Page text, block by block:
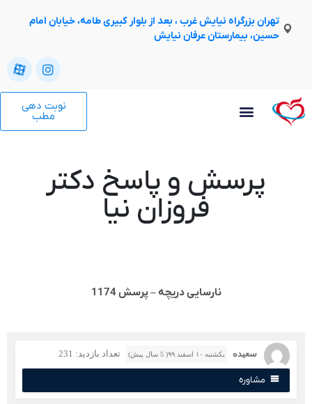
تهران بزرگراه نیایش غرب ، بعد از بلوار کبیری طامه، خیابان امام
حسین، بیمارستان عرفان نیایش
نوبت دهی
پرسش و پاسخ دکتر
فروزان نیا
نارسایی دریچه – پرسش 1174
سعیده یکشنبه ۱۰ اسفند ۹۹( 5 سال پیش) تعداد بازدید: 231
مشاوره